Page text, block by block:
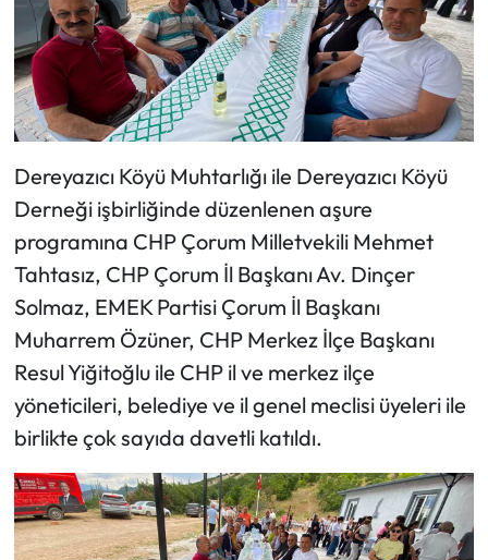
Dereyazıcı Köyü Muhtarlığı ile Dereyazıcı Köyü
Derneği işbirliğinde düzenlenen aşure
programına CHP Çorum Milletvekili Mehmet
Tahtasız, CHP Çorum İl Başkanı Av. Dinçer
Solmaz, EMEK Partisi Çorum İl Başkanı
Muharrem Özüner, CHP Merkez İlçe Başkanı
Resul Yiğitoğlu ile CHP il ve merkez ilçe
yöneticileri, belediye ve il genel meclisi üyeleri ile
birlikte çok sayıda davetli katıldı.
Otomotiv
Resmi İlan
Resmi Reklam
Sağlık
Siyaset
Spor
Sungurlu Haberleri
Turizm
Yaşam